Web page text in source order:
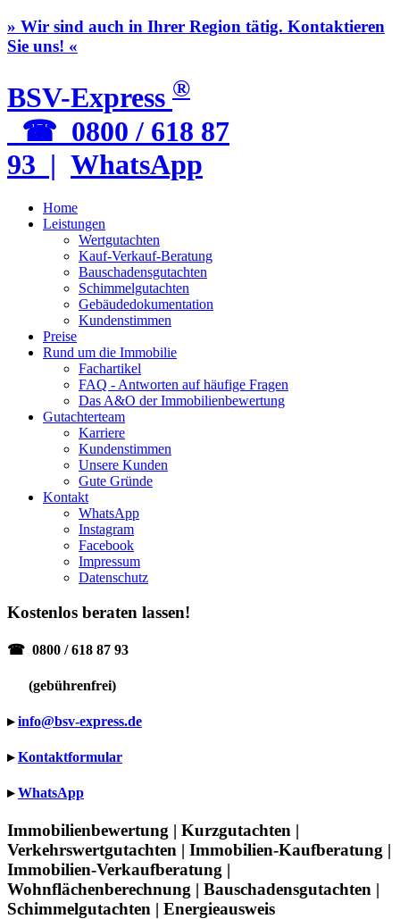
» Wir sind auch in Ihrer Region tätig. Kontaktieren
Sie uns! «
BSV-Express ®
☎ 0800 / 618 87
93 | WhatsApp
Home
Leistungen
Wertgutachten
Kauf-Verkauf-Beratung
Bauschadensgutachten
Schimmelgutachten
Gebäudedokumentation
Kundenstimmen
Preise
Rund um die Immobilie
Fachartikel
FAQ - Antworten auf häufige Fragen
Das A&O der Immobilienbewertung
Gutachterteam
Karriere
Kundenstimmen
Unsere Kunden
Gute Gründe
Kontakt
WhatsApp
Instagram
Facebook
Impressum
Datenschutz
Kostenlos beraten lassen!
☎ 0800 / 618 87 93
(gebührenfrei)
▸info@bsv-express.de
▸Kontaktformular
▸WhatsApp
Immobilienbewertung | Kurzgutachten |
Verkehrswertgutachten | Immobilien-Kaufberatung |
Immobilien-Verkaufberatung |
Wohnflächenberechnung | Bauschadensgutachten |
Schimmelgutachten | Energieausweis